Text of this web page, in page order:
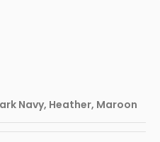
Navy, Heather, Maroon